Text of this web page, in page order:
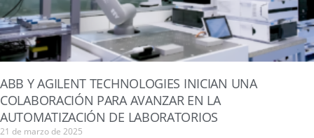
ABB Y AGILENT TECHNOLOGIES INICIAN UNA
COLABORACIÓN PARA AVANZAR EN LA
AUTOMATIZACIÓN DE LABORATORIOS
21 de marzo de 2025